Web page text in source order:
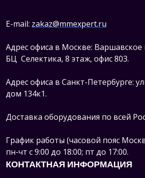
E-mail: zakaz@mmexpert.ru
Адрес офиса в Москве: Варшавское
БЦ Селектика, 8 этаж, офис 803.
Адрес офиса в Санкт-Петербурге:
дом 134к1.
Доставка оборудования по всей
График работы (часовой пояс
пн-чт с 9:00 до 18:00; пт до 17:00.
КОНТАКТНАЯ ИНФОРМАЦИЯ